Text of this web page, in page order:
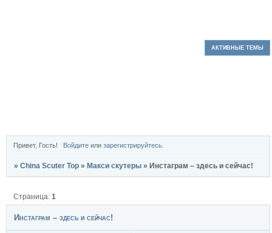
АКТИВНЫЕ ТЕМЫ
Привет, Гость! Войдитеили зарегистрируйтесь.
»China Scuter Top »Макси скутеры »Инстаграм – здесь и сейчас!
Инстаграм – здесь и сейчас!
Страница:1